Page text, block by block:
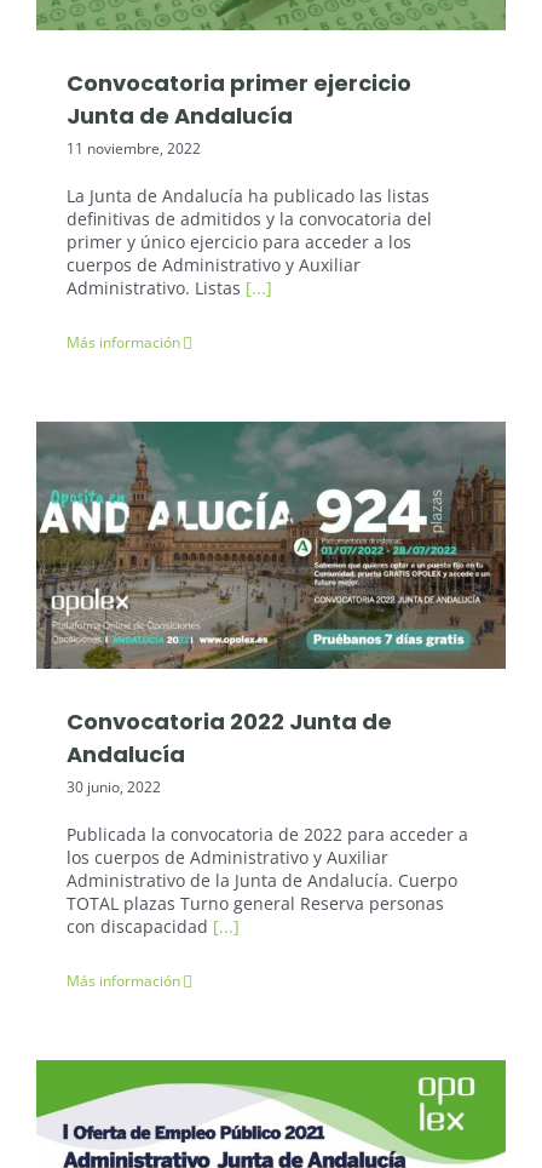
Convocatoria primer ejercicio
Junta de Andalucía
11 noviembre, 2022
La Junta de Andalucía ha publicado las listas
definitivas de admitidos y la convocatoria del
primer y único ejercicio para acceder a los
cuerpos de Administrativo y Auxiliar
Administrativo. Listas [...]
Más información
Oposiciones: Junta de Andalucía
Convocatoria 2022 Junta de
Andalucía
30 junio, 2022
Publicada la convocatoria de 2022 para acceder a
los cuerpos de Administrativo y Auxiliar
Administrativo de la Junta de Andalucía. Cuerpo
TOTAL plazas Turno general Reserva personas
con discapacidad [...]
Más información